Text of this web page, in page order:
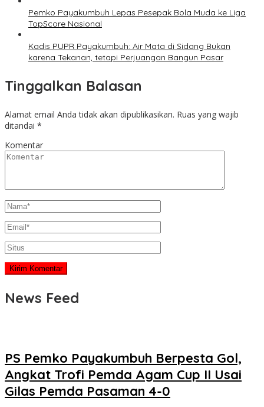
Pemko Payakumbuh Lepas Pesepak Bola Muda ke Liga
TopScore Nasional
Kadis PUPR Payakumbuh: Air Mata di Sidang Bukan
karena Tekanan, tetapi Perjuangan Bangun Pasar
Tinggalkan Balasan
Alamat email Anda tidak akan dipublikasikan. Ruas yang wajib
ditandai *
Komentar
News Feed
PS Pemko Payakumbuh Berpesta Gol,
Angkat Trofi Pemda Agam Cup II Usai
Gilas Pemda Pasaman 4-0